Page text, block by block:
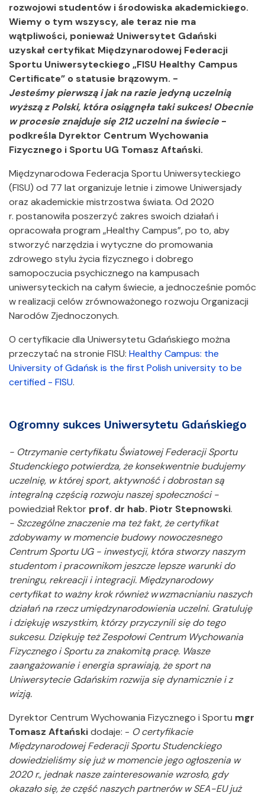
rozwojowi studentów i środowiska akademickiego.
Wiemy o tym wszyscy, ale teraz nie ma
wątpliwości, ponieważ Uniwersytet Gdański
uzyskał certyfikat Międzynarodowej Federacji
Sportu Uniwersyteckiego „FISU Healthy Campus
Certificate” o statusie brązowym. -
Jesteśmy pierwszą i jak na razie jedyną uczelnią
wyższą z Polski, która osiągnęła taki sukces! Obecnie
w procesie znajduje się 212 uczelni na świecie -
podkreśla Dyrektor Centrum Wychowania
Fizycznego i Sportu UG Tomasz Aftański.
Międzynarodowa Federacja Sportu Uniwersyteckiego
(FISU) od 77 lat organizuje letnie i zimowe Uniwersjady
oraz akademickie mistrzostwa świata. Od 2020
r. postanowiła poszerzyć zakres swoich działań i
opracowała program „Healthy Campus”, po to, aby
stworzyć narzędzia i wytyczne do promowania
zdrowego stylu życia fizycznego i dobrego
samopoczucia psychicznego na kampusach
uniwersyteckich na całym świecie, a jednocześnie pomóc
w realizacji celów zrównoważonego rozwoju Organizacji
Narodów Zjednoczonych.
O certyfikacie dla Uniwersytetu Gdańskiego można
przeczytać na stronie FISU: Healthy Campus: the
University of Gdańsk is the first Polish university to be
certified - FISU.
Ogromny sukces Uniwersytetu Gdańskiego
- Otrzymanie certyfikatu Światowej Federacji Sportu
Studenckiego potwierdza, że konsekwentnie budujemy
uczelnię, w której sport, aktywność i dobrostan są
integralną częścią rozwoju naszej społeczności -
powiedział Rektor prof. dr hab. Piotr Stepnowski.
- Szczególne znaczenie ma też fakt, że certyfikat
zdobywamy w momencie budowy nowoczesnego
Centrum Sportu UG - inwestycji, która stworzy naszym
studentom i pracownikom jeszcze lepsze warunki do
treningu, rekreacji i integracji. Międzynarodowy
certyfikat to ważny krok również w wzmacnianiu naszych
działań na rzecz umiędzynarodowienia uczelni. Gratuluję
i dziękuję wszystkim, którzy przyczynili się do tego
sukcesu. Dziękuję też Zespołowi Centrum Wychowania
Fizycznego i Sportu za znakomitą pracę. Wasze
zaangażowanie i energia sprawiają, że sport na
Uniwersytecie Gdańskim rozwija się dynamicznie i z
wizją.
Dyrektor Centrum Wychowania Fizycznego i Sportu mgr
Tomasz Aftańskidodaje: - O certyfikacie
Międzynarodowej Federacji Sportu Studenckiego
dowiedzieliśmy się już w momencie jego ogłoszenia w
2020 r., jednak nasze zainteresowanie wzrosło, gdy
okazało się, że część naszych partnerów w SEA-EU już